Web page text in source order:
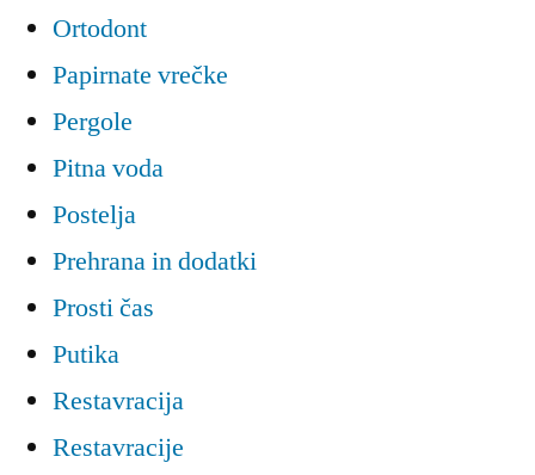
Ortodont
Papirnate vrečke
Pergole
Pitna voda
Postelja
Prehrana in dodatki
Prosti čas
Putika
Restavracija
Restavracije